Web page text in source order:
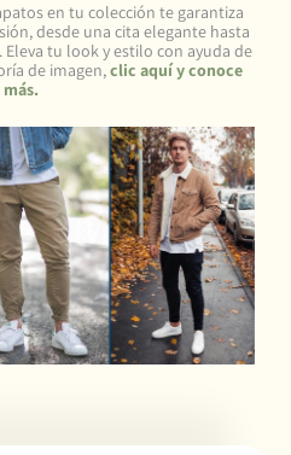
en tu colección te garantiza
desde una cita elegante hasta
tu look y estilo con ayuda de
de imagen,clic aquí y conoce
más.